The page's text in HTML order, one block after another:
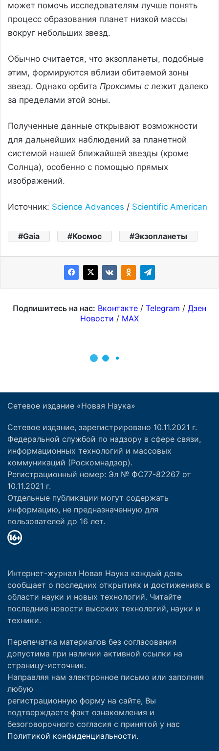
Сетевое издание «Новая Наука»
Сетевое издание, зарегистрировано 10.11.2021 г.
Федеральной службой по надзору в сфере связи,
информационных технологий и массовых
коммуникаций (Роскомнадзор).
Регистрационный номер: Эл № ФС77-82267 от
10.11.2021 г.
Отдельные публикации могут содержать
информацию, не предназначенную для
пользователей до 16 лет.
Интернет-журнал Новая Наука каждый день
сообщает о последних открытиях и достижениях в
области науки и новых технологий. Читайте
последние новости высоких технологий, науки и
техники.
Перепечатка материалов без согласования
допустима при наличии активной ссылки на
страницу-источник.
Направляя нам электронное письмо или заполняя
любую
регистрационную форму на сайте, Вы
подтверждаете факт ознакомления и
безоговорочного согласия с принятой у нас
Политикой конфиденциальности.